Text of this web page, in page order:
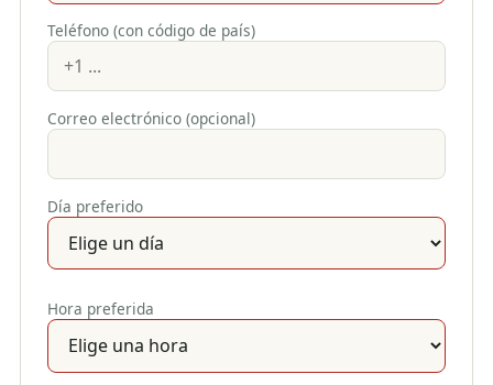
Teléfono (con código de país)
Correo electrónico (opcional)
Día preferido
Hora preferida